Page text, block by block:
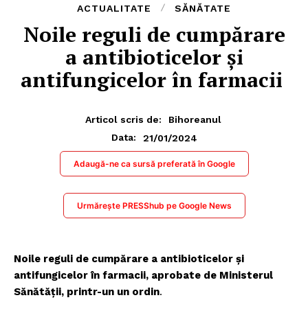
ACTUALITATE SĂNĂTATE
Noile reguli de cumpărare
a antibioticelor și
antifungicelor în farmacii
Articol scris de:
Bihoreanul
Data:
21/01/2024
Adaugă-ne ca sursă preferată în Google
Urmărește PRESShub pe Google News
Noile reguli de cumpărare a antibioticelor și
antifungicelor în farmacii, aprobate de Ministerul
Sănătății, printr-un un ordin.